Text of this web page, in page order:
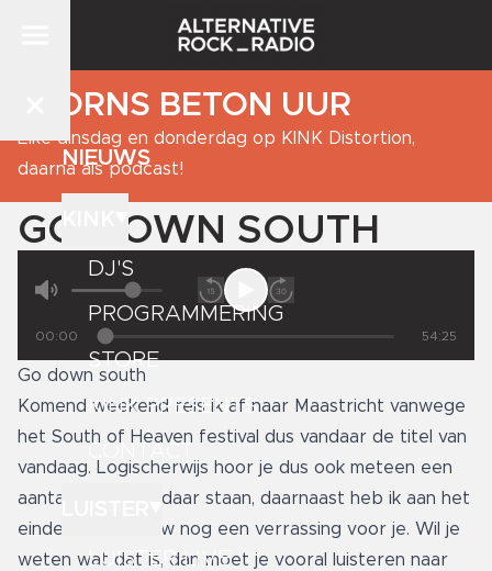
NIEUWS
DJ'S
PROGRAMMERING
STORE
KINK PRESENTS
LUISTER LIVE
BJORNS BETON UUR
Elke dinsdag en donderdag op KINK Distortion,
daarna als podcast!
GO DOWN SOUTH
00:00 54:25
Go down south
Komend weekend reis ik af naar Maastricht vanwege
het South of Heaven festival dus vandaar de titel van
vandaag. Logischerwijs hoor je dus ook meteen een
aantal bands die daar staan, daarnaast heb ik aan het
einde van de show nog een verrassing voor je. Wil je
weten wat dat is, dan moet je vooral luisteren naar